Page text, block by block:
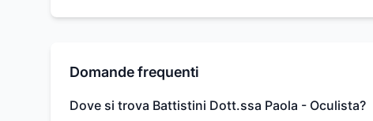
Domande frequenti
Dove si trova Battistini Dott.ssa Paola - Oculista?